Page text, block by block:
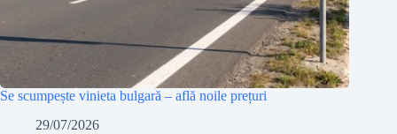
Se scumpește vinieta bulgară – află noile prețuri
29/07/2026